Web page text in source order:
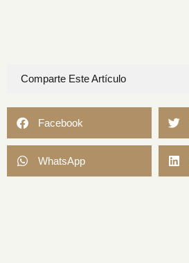
Comparte Este Artículo
Facebook
WhatsApp